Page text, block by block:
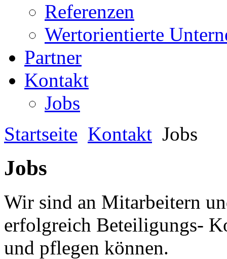
Referenzen
Wertorientierte
Partner
Kontakt
Jobs
Startseite Kontakt Jobs
Jobs
Wir sind an Mitarbeitern
erfolgreich Beteiligungs-
und pflegen können.